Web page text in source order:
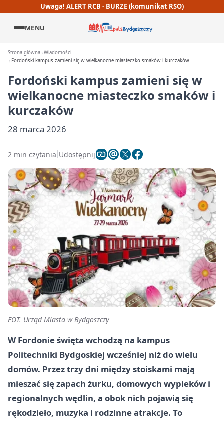
Uwaga! ALERT RCB - BURZE (komunikat RSO)
MENU
Strona główna Wiadomości
Fordoński kampus zamieni się w wielkanocne miasteczko smaków i kurczaków
Fordoński kampus zamieni się w
wielkanocne miasteczko smaków i
kurczaków
28 marca 2026
2 min czytania Udostępnij
FOT. Urząd Miasta w Bydgoszczy
W Fordonie święta wchodzą na kampus
Politechniki Bydgoskiej wcześniej niż do wielu
domów. Przez trzy dni między stoiskami mają
mieszać się zapach żurku, domowych wypieków i
regionalnych wędlin, a obok nich pojawią się
rękodzieło, muzyka i rodzinne atrakcje. To